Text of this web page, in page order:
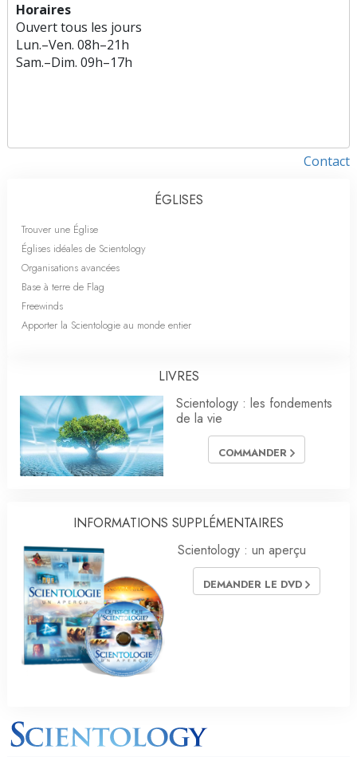
Horaires
Ouvert tous les jours
Lun.–Ven. 08h–21h
Sam.–Dim. 09h–17h
Contact
ÉGLISES
Trouver une Église
Églises idéales de Scientology
Organisations avancées
Base à terre de Flag
Freewinds
Apporter la Scientologie au monde entier
LIVRES
Scientology : les fondements
de la vie
COMMANDER
INFORMATIONS SUPPLÉMENTAIRES
Scientology : un aperçu
DEMANDER LE DVD